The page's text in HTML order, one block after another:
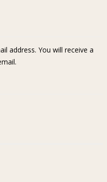
address. You will receive a